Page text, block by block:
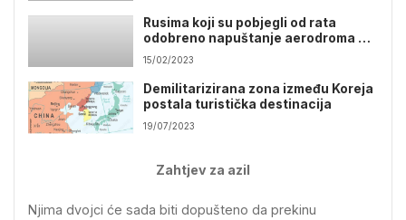
Rusima koji su pobjegli od rata
odobreno napuštanje aerodroma u
J.Koreji
15/02/2023
Demilitarizirana zona između Koreja
postala turistička destinacija
19/07/2023
Zahtjev za azil
Njima dvojci će sada biti dopušteno da prekinu